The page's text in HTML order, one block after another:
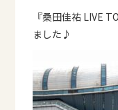
『桑田佳祐 LIVE
ました♪